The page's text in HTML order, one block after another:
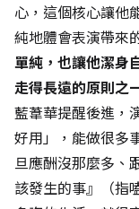
心，這個核心讓他
純地體會表演帶來
單純，也讓他潔身
走得長遠的原則之
藍葦華提醒後進，
好用」，能做很多
旦應酬沒那麼多、
該發生的事』（指